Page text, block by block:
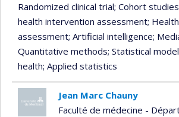
Randomized clinical trial; Cohort studies
health intervention assessment;
assessment; Artificial intelligence;
Quantitative methods; Statistical
health; Applied statistics
Jean Marc Chauny
Faculté de médecine -